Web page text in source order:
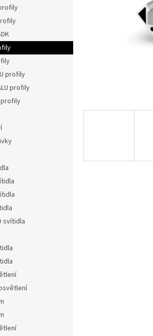
profily
profily
profily
svítidla